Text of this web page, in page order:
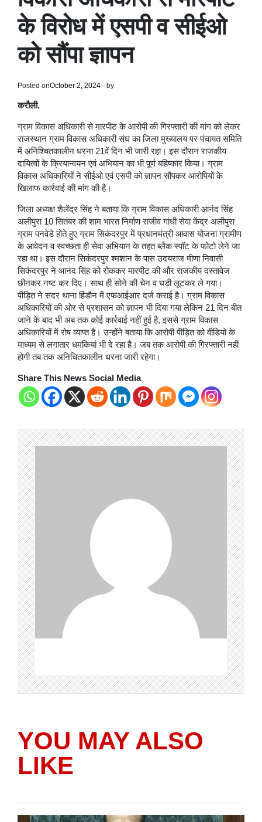
के विरोध में एसपी व सीईओ
को सौंपा ज्ञापन
Posted onOctober 2, 2024 by
करौली.
ग्राम विकास अधिकारी से मारपीट के आरोपी की गिरफ्तारी की मांग को लेकर
राजस्थान ग्राम विकास अधिकारी संघ का जिला मुख्यालय पर पंचायत समिति
में अनिश्चितकालीन धरना 21वें दिन भी जारी रहा। इस दौरान राजकीय
दायित्वों के क्रियान्वयन एवं अभियान का भी पूर्ण बहिष्कार किया। ग्राम
विकास अधिकारियों ने सीईओ एवं एसपी को ज्ञापन सौंपकर आरोपियों के
खिलाफ कार्रवाई की मांग की है।
जिला अध्यक्ष शैलेंद्र सिंह ने बताया कि ग्राम विकास अधिकारी आनंद सिंह
अलीपुरा 10 सितंबर की शाम भारत निर्माण राजीव गांधी सेवा केंद्र अलीपुरा
ग्राम पनवेडे होते हुए ग्राम सिकंदरपुर में प्रधानमंत्री आवास योजना ग्रामीण
के आवेदन व स्वच्छता ही सेवा अभियान के तहत ब्लैक स्पॉट के फोटो लेने जा
रहा था। इस दौरान सिकंदरपुर श्मशान के पास उदयराज मीणा निवासी
सिकंदरपुर ने आनंद सिंह को रोककर मारपीट की और राजकीय दस्तावेज
छीनकर नष्ट कर दिए। साथ ही सोने की चेन व घड़ी लूटकर ले गया।
पीड़ित ने सदर थाना हिंडौन में एफआईआर दर्ज कराई है। ग्राम विकास
अधिकारियों की ओर से प्रशासन को ज्ञापन भी दिया गया लेकिन 21 दिन बीत
जाने के बाद भी अब तक कोई कार्रवाई नहीं हुई है, इससे ग्राम विकास
अधिकारियों में रोष व्याप्त है। उन्होंने बताया कि आरोपी पीड़ित को वीडियो के
माध्यम से लगातार धमकियां भी दे रहा है। जब तक आरोपी की गिरफ्तारी नहीं
होगी तब तक अनिचितकालीन धरना जारी रहेगा।
Share This News Social Media
YOU MAY ALSO
LIKE